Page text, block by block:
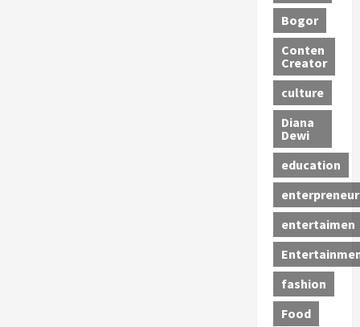
Bogor
Conten
Creator
culture
Diana
Dewi
education
enterpreneur
entertaimen
fashion
Food